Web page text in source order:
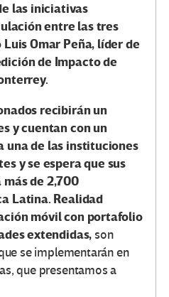
las iniciativas
entre las tres
Omar Peña, líder de
de Impacto de
recibirán un
y cuentan con un
una de las instituciones
y se espera que sus
de 2,700
Latina. Realidad
móvil con portafolio
extendidas, son
se implementarán en
que presentamos a